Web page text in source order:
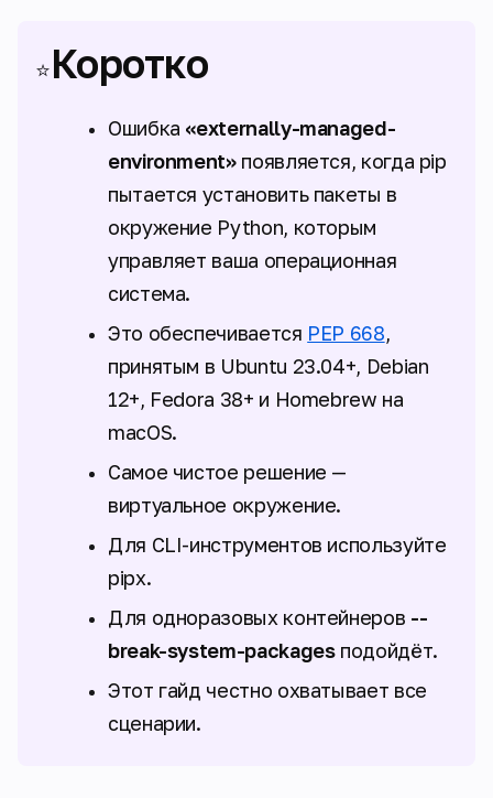
⭐Коротко
Ошибка «externally-managed-
environment»появляется, когда pip
пытается установить пакеты в
окружение Python, которым
управляет ваша операционная
система.
Это обеспечивается PEP 668,
принятым в Ubuntu 23.04+, Debian
12+, Fedora 38+ и Homebrew на
macOS.
Самое чистое решение —
виртуальное окружение.
Для CLI-инструментов используйте
pipx.
Для одноразовых контейнеров --
break-system-packagesподойдёт.
Этот гайд честно охватывает все
сценарии.